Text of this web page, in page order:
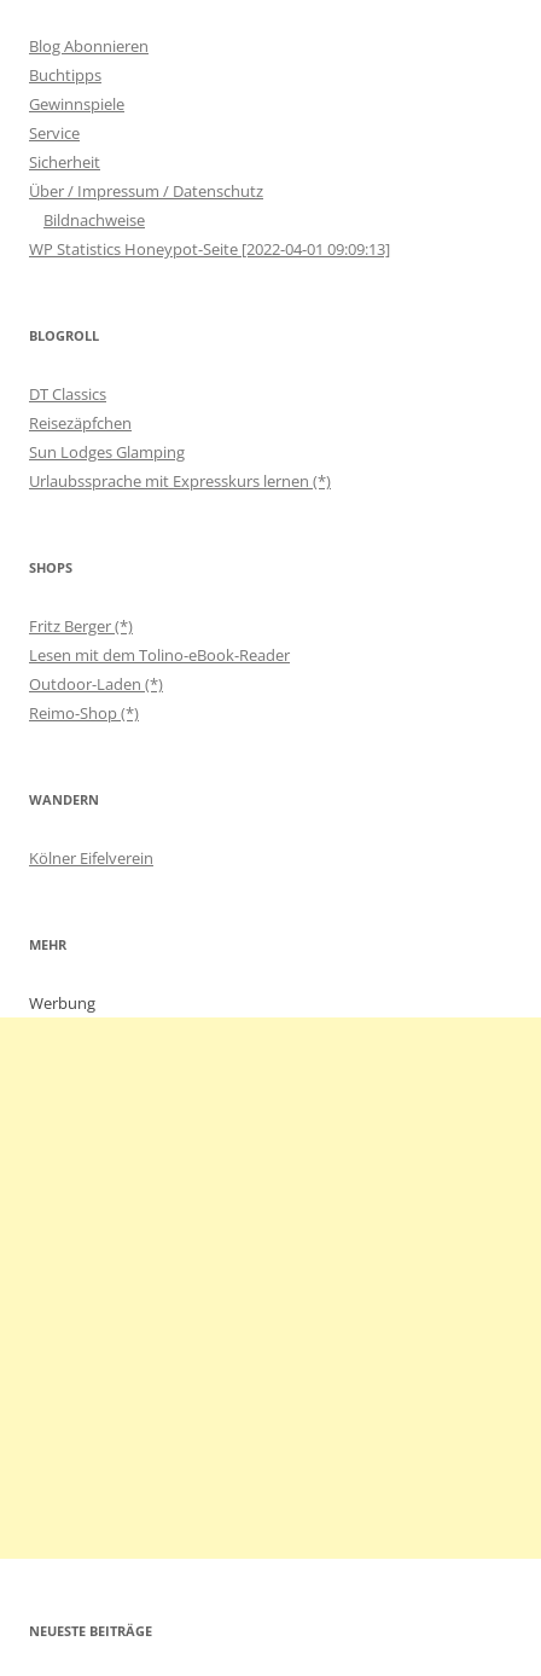
Blog Abonnieren
Buchtipps
Gewinnspiele
Service
Sicherheit
Über / Impressum / Datenschutz
Bildnachweise
WP Statistics Honeypot-Seite [2022-04-01 09:09:13]
BLOGROLL
DT Classics
Reisezäpfchen
Sun Lodges Glamping
Urlaubssprache mit Expresskurs lernen (*)
SHOPS
Fritz Berger (*)
Lesen mit dem Tolino-eBook-Reader
Outdoor-Laden (*)
Reimo-Shop (*)
WANDERN
Kölner Eifelverein
MEHR
Werbung
NEUESTE BEITRÄGE